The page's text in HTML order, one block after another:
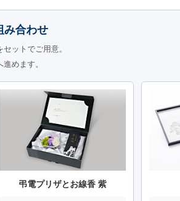
み合わせ
ットでご用意。
めます。
弔電プリザとお線香 紫